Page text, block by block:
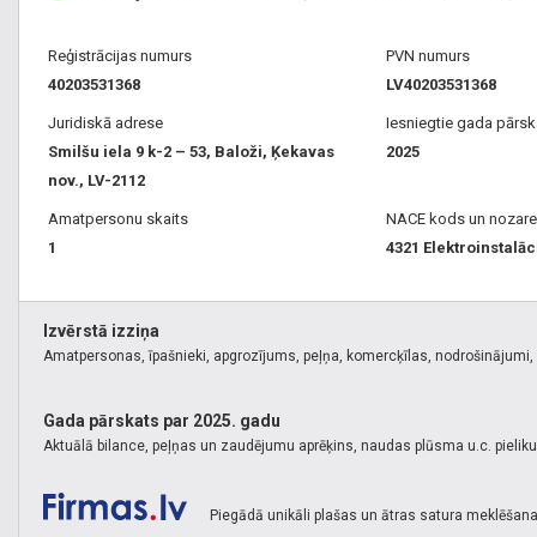
Reģistrācijas numurs
40203531368
PVN numurs
LV40203531368
Juridiskā adrese
Smilšu iela 9 k-2 – 53, Baloži, Ķekavas
nov., LV-2112
Iesniegtie gada
2025
Amatpersonu skaits
1
NACE kods un nozare
4321
Izvērstā izziņa
Amatpersonas, īpašnieki, apgrozījums, peļņa, komercķīlas,
Gada pārskats par 2025. gadu
Aktuālā bilance, peļņas un zaudējumu aprēķins, naudas plūsma u.c.
Piegādā unikāli plašas un ātras satura